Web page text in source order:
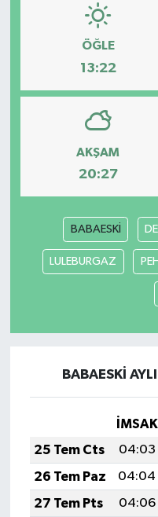
ÖĞLE
13:22
AKŞAM
20:27
BABAESKİ
LULEBURGAZ
BABAESKİ
İMSAK
25 Tem Cts
04:03
26 Tem Paz
04:04
27 Tem Pts
04:06